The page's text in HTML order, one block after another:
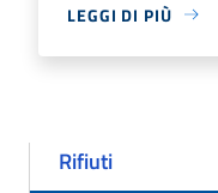
LEGGI DI PIÙ
Rifiuti